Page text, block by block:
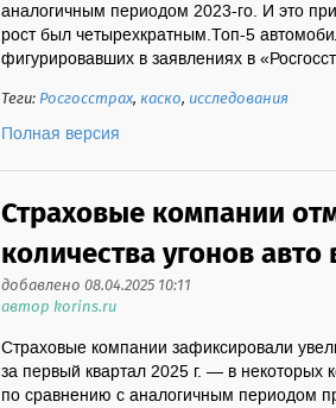
аналогичным периодом 2023-го. И это
рост был четырехкратным.Топ-5
фигурировавших в заявлениях в
Теги:Росгосстрах,каско, исследования
Полная версия
Страховые компании
количества угонов авто
добавлено 08.04.2025 10:11
автор korins.ru
Страховые компании зафиксировали
за первый квартал 2025 г. — в некоторых
по сравнению с аналогичным периодом